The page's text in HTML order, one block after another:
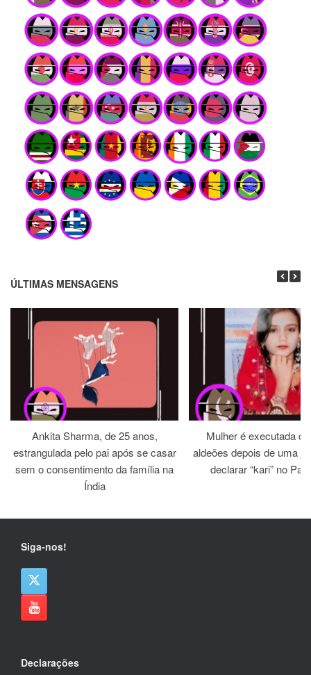
ÚLTIMAS MENSAGENS
Ankita Sharma, de 25 anos,
estrangulada pelo pai após se casar
sem o consentimento da família na
Índia
Mulher é executada
aldeões depois de uma
declarar “kari” no
Siga-nos!
Declarações